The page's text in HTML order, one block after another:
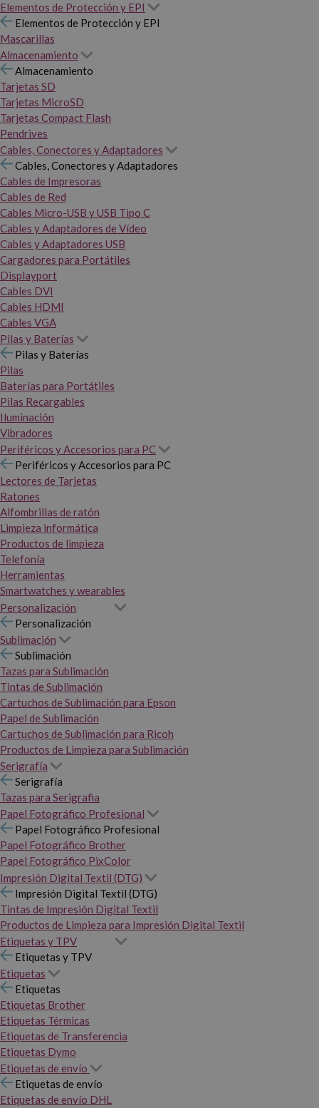
Elementos de Protección y EPI
Elementos de Protección y EPI
Mascarillas
Almacenamiento
Almacenamiento
Tarjetas SD
Tarjetas MicroSD
Tarjetas Compact Flash
Pendrives
Cables, Conectores y Adaptadores
Cables, Conectores y Adaptadores
Cables de Impresoras
Cables de Red
Cables Micro-USB y USB Tipo C
Cables y Adaptadores de Vídeo
Cables y Adaptadores USB
Cargadores para Portátiles
Displayport
Cables DVI
Cables HDMI
Cables VGA
Pilas y Baterías
Pilas y Baterías
Pilas
Baterías para Portátiles
Pilas Recargables
Iluminación
Vibradores
Periféricos y Accesorios para PC
Periféricos y Accesorios para PC
Lectores de Tarjetas
Ratones
Alfombrillas de ratón
Limpieza informática
Productos de limpieza
Telefonía
Herramientas
Smartwatches y wearables
Personalización
Personalización
Sublimación
Sublimación
Tazas para Sublimación
Tintas de Sublimación
Cartuchos de Sublimación para Epson
Papel de Sublimación
Cartuchos de Sublimación para Ricoh
Productos de Limpieza para Sublimación
Serigrafía
Serigrafía
Tazas para Serigrafia
Papel Fotográfico Profesional
Papel Fotográfico Profesional
Papel Fotográfico Brother
Papel Fotográfico PixColor
Impresión Digital Textil (DTG)
Impresión Digital Textil (DTG)
Tintas de Impresión Digital Textil
Productos de Limpieza para Impresión Digital Textil
Etiquetas y TPV
Etiquetas y TPV
Etiquetas
Etiquetas
Etiquetas Brother
Etiquetas Térmicas
Etiquetas de Transferencia
Etiquetas Dymo
Etiquetas de envío
Etiquetas de envío
Etiquetas de envío DHL